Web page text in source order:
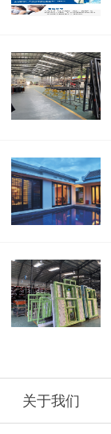
关于我们